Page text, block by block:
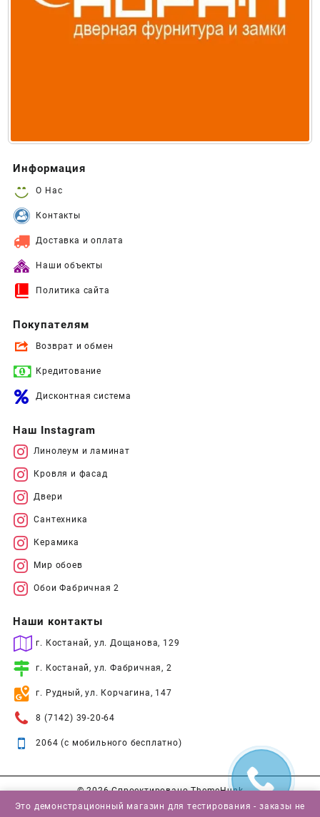
Информация
О Нас
Контакты
Доставка и оплата
Наши объекты
Политика сайта
Покупателям
Возврат и обмен
Кредитование
Дисконтная система
Наш Instagram
Линолеум и ламинат
Кровля и фасад
Двери
Сантехника
Керамика
Мир обоев
Обои Фабричная 2
Наши контакты
г. Костанай, ул. Дощанова, 129
г. Костанай, ул. Фабричная, 2
г. Рудный, ул. Корчагина, 147
8 (7142) 39-20-64
2064 (с мобильного бесплатно)
© 2026Спроектировано ThemeHunk
Это демонстрационный магазин для тестирования - заказы не